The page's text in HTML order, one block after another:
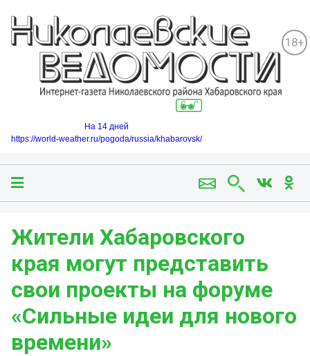
18+
На 14 дней
https://world-weather.ru/pogoda/russia/khabarovsk/
Жители Хабаровского
края могут представить
свои проекты на форуме
«Сильные идеи для нового
времени»